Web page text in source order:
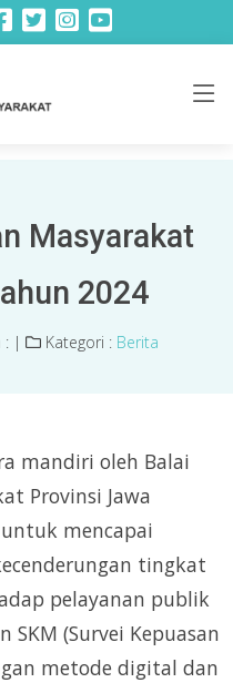
Masyarakat
2024
: | Kategori : Berita
mandiri oleh Balai
Provinsi Jawa
mencapai
tingkat
pelayanan publik
SKM (Survei Kepuasan
metode digital dan